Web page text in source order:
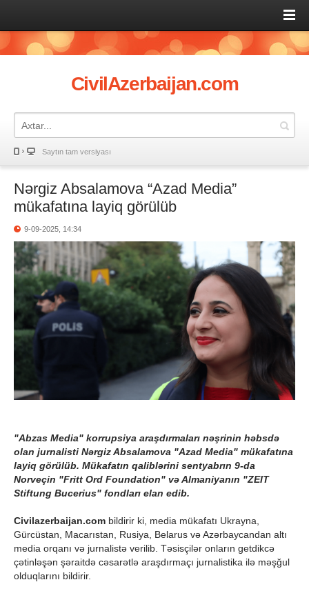
CivilAzerbaijan.com
Saytın tam versiyası
Nərgiz Absalamova “Azad Media”
mükafatına layiq görülüb
9-09-2025, 14:34
"Abzas Media" korrupsiya araşdırmaları nəşrinin həbsdə
olan jurnalisti Nərgiz Absalamova "Azad Media" mükafatına
layiq görülüb. Mükafatın qaliblərini sentyabrın 9-da
Norveçin "Fritt Ord Foundation" və Almaniyanın "ZEIT
Stiftung Bucerius" fondları elan edib.
Civilazerbaijan.com bildirir ki, media mükafatı Ukrayna,
Gürcüstan, Macarıstan, Rusiya, Belarus və Azərbaycandan altı
media orqanı və jurnalistə verilib. Təsisçilər onların getdikcə
çətinləşən şəraitdə cəsarətlə araşdırmaçı jurnalistika ilə məşğul
olduqlarını bildirir.